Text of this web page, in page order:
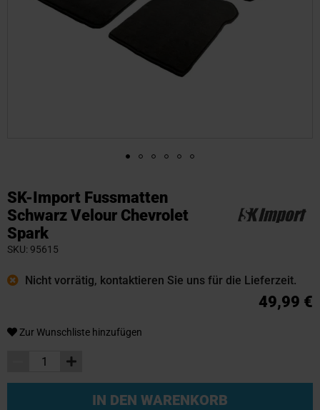
SK-Import Fussmatten
Schwarz Velour Chevrolet
Spark
SKU 95615
Nicht vorrätig, kontaktieren Sie uns für die Lieferzeit.
49,99 €
Zur Wunschliste hinzufügen
IN DEN WARENKORB
Anfang
der
Bildgalerie
springen